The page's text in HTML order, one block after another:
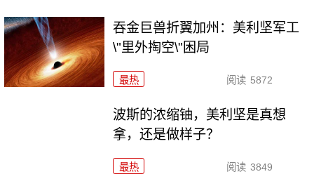
吞金巨兽折翼加州：美利坚军工
\"里外掏空\"困局
最热 阅读 5872
波斯的浓缩铀，美利坚是真想
拿，还是做样子？
最热 阅读 3849